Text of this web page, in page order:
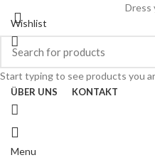
Dress
Wishlist
ÜBER UNS KONTAKT
Menu
Start typing to see products you